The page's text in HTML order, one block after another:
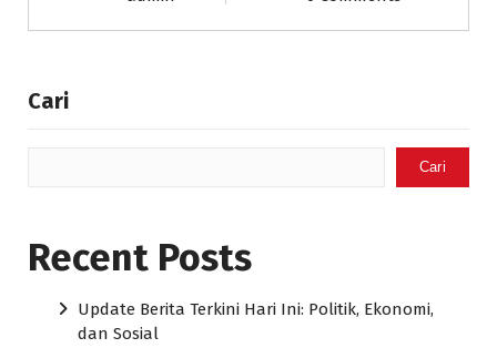
Cari
Cari
Recent Posts
Update Berita Terkini Hari Ini: Politik, Ekonomi,
dan Sosial